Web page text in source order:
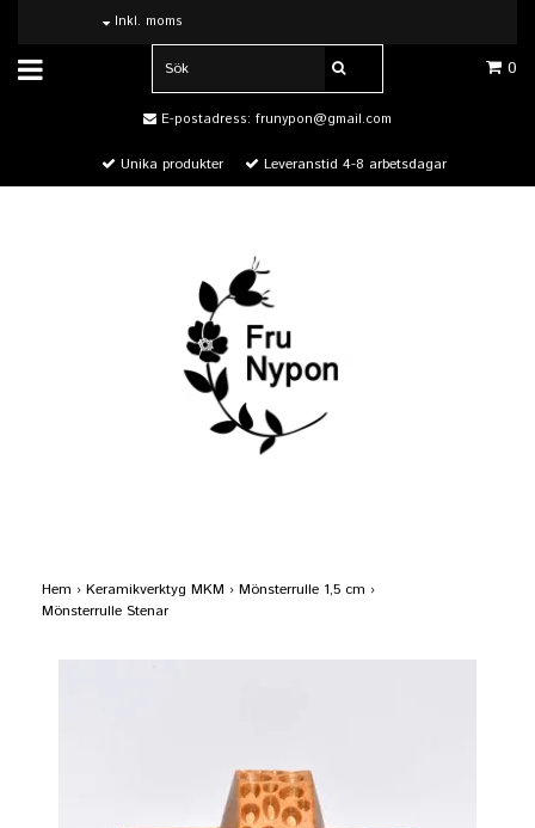
Inkl. moms
0
E-postadress: frunypon@gmail.com
Unika produkter Leveranstid 4-8 arbetsdagar
Hem › Keramikverktyg MKM › Mönsterrulle 1,5 cm ›
Mönsterrulle Stenar